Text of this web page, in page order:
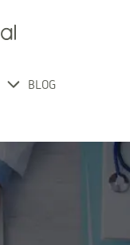
BLOG